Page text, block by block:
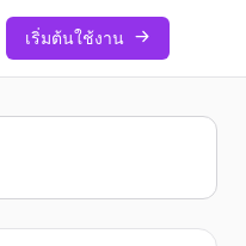
เริ่มต้นใช้งาน